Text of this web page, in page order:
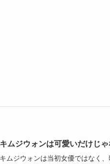
キムジウォンは可愛いだけじ
キムジウォンは当初女優ではなく